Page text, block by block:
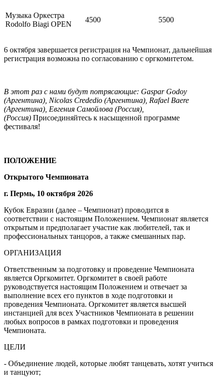
Музыка Оркестра
Rodolfo Biagi OPEN
4500 5500
6 октября завершается регистрация на Чемпионат, дальнейшая
регистрация возможна по согласованию с оргкомитетом.
В этот раз с нами будут потрясающие: Gaspar Godoy
(Аргентина), Nicolas Crededio (Аргентина), Rafael Baere
(Аргентина), Евгения Самойлова (Россия),
(Россия) Присоединяйтесь к насыщенной программе
фестиваля!
ПОЛОЖЕНИЕ
Открытого Чемпионата
г. Пермь, 10 октября 2026
Кубок Евразии (далее – Чемпионат) проводится в
соответствии с настоящим Положением. Чемпионат является
открытым и предполагает участие как любителей, так и
профессиональных танцоров, а также смешанных пар.
ОРГАНИЗАЦИЯ
Ответственным за подготовку и проведение Чемпионата
является Оргкомитет. Оргкомитет в своей работе
руководствуется настоящим Положением и отвечает за
выполнение всех его пунктов в ходе подготовки и
проведения Чемпионата. Оргкомитет является высшей
инстанцией для всех Участников Чемпионата в решении
любых вопросов в рамках подготовки и проведения
Чемпионата.
ЦЕЛИ
- Объединение людей, которые любят танцевать, хотят учиться
и танцуют;